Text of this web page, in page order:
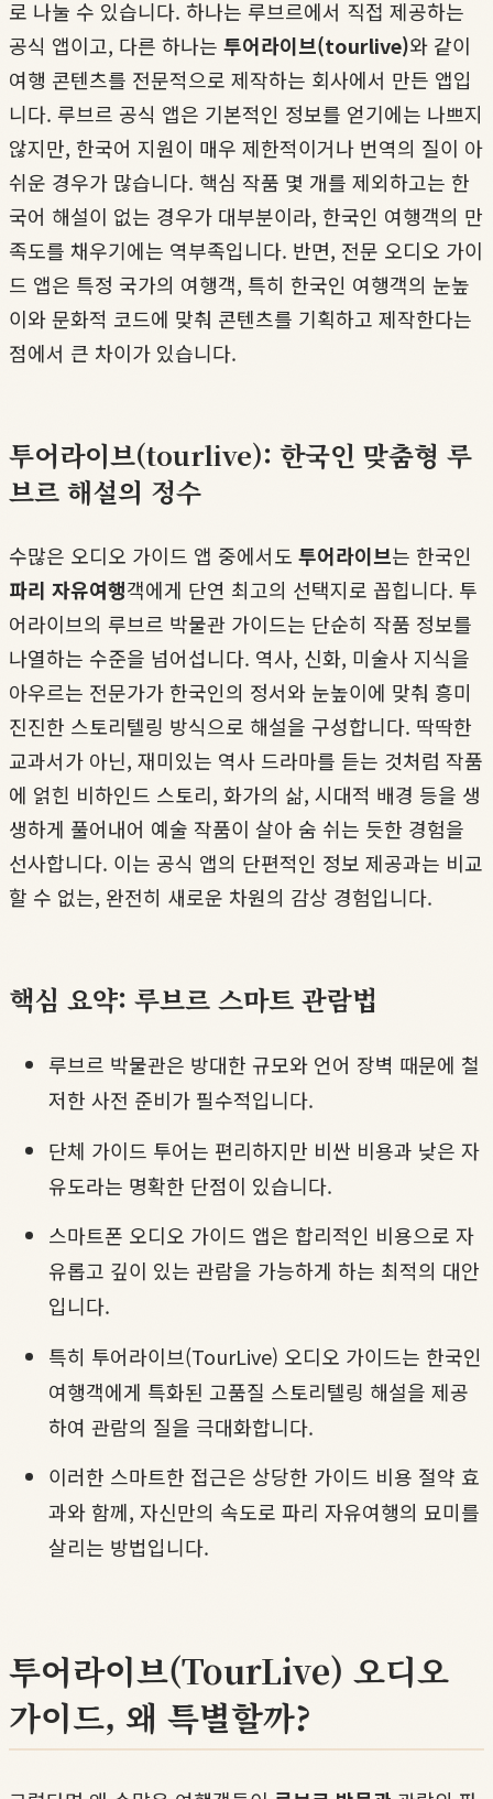
로 나눌 수 있습니다. 하나는 루브르에서 직접 제공하는
공식 앱이고, 다른 하나는 투어라이브(tourlive)와 같이
여행 콘텐츠를 전문적으로 제작하는 회사에서 만든 앱입
니다. 루브르 공식 앱은 기본적인 정보를 얻기에는 나쁘지
않지만, 한국어 지원이 매우 제한적이거나 번역의 질이 아
쉬운 경우가 많습니다. 핵심 작품 몇 개를 제외하고는 한
국어 해설이 없는 경우가 대부분이라, 한국인 여행객의 만
족도를 채우기에는 역부족입니다. 반면, 전문 오디오 가이
드 앱은 특정 국가의 여행객, 특히 한국인 여행객의 눈높
이와 문화적 코드에 맞춰 콘텐츠를 기획하고 제작한다는
점에서 큰 차이가 있습니다.
투어라이브(tourlive): 한국인 맞춤형 루
브르 해설의 정수
수많은 오디오 가이드 앱 중에서도 투어라이브는 한국인
파리 자유여행객에게 단연 최고의 선택지로 꼽힙니다. 투
어라이브의 루브르 박물관 가이드는 단순히 작품 정보를
나열하는 수준을 넘어섭니다. 역사, 신화, 미술사 지식을
아우르는 전문가가 한국인의 정서와 눈높이에 맞춰 흥미
진진한 스토리텔링 방식으로 해설을 구성합니다. 딱딱한
교과서가 아닌, 재미있는 역사 드라마를 듣는 것처럼 작품
에 얽힌 비하인드 스토리, 화가의 삶, 시대적 배경 등을 생
생하게 풀어내어 예술 작품이 살아 숨 쉬는 듯한 경험을
선사합니다. 이는 공식 앱의 단편적인 정보 제공과는 비교
할 수 없는, 완전히 새로운 차원의 감상 경험입니다.
핵심 요약: 루브르 스마트 관람법
루브르 박물관은 방대한 규모와 언어 장벽 때문에 철
저한 사전 준비가 필수적입니다.
단체 가이드 투어는 편리하지만 비싼 비용과 낮은 자
유도라는 명확한 단점이 있습니다.
스마트폰 오디오 가이드 앱은 합리적인 비용으로 자
유롭고 깊이 있는 관람을 가능하게 하는 최적의 대안
입니다.
특히 투어라이브(TourLive) 오디오 가이드는 한국인
여행객에게 특화된 고품질 스토리텔링 해설을 제공
하여 관람의 질을 극대화합니다.
이러한 스마트한 접근은 상당한 가이드 비용 절약 효
과와 함께, 자신만의 속도로 파리 자유여행의 묘미를
살리는 방법입니다.
투어라이브(TourLive) 오디오
가이드, 왜 특별할까?